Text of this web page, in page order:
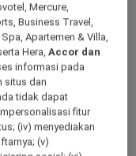
Mercure,
Business Travel,
Apartemen & Villa,
Hera,Accor dan
informasi pada
situs dan
tidak dapat
fitur
(iv) menyediakan
(v)